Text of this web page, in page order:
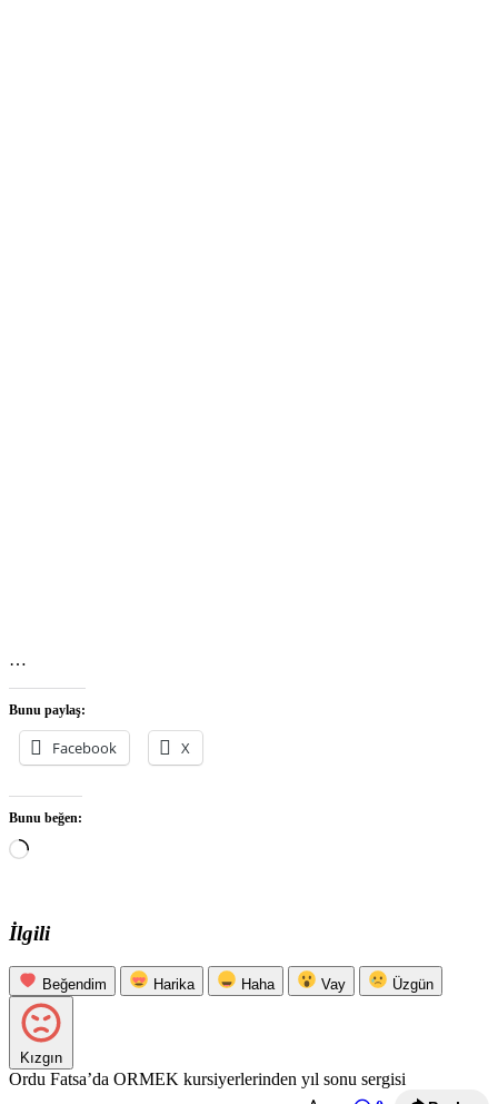
…
Bunu paylaş:
Facebook X
Bunu beğen:
Yükleniyor...
İlgili
Beğendim Harika Haha Vay Üzgün
Kızgın
Ordu Fatsa’da ORMEK kursiyerlerinden yıl sonu sergisi